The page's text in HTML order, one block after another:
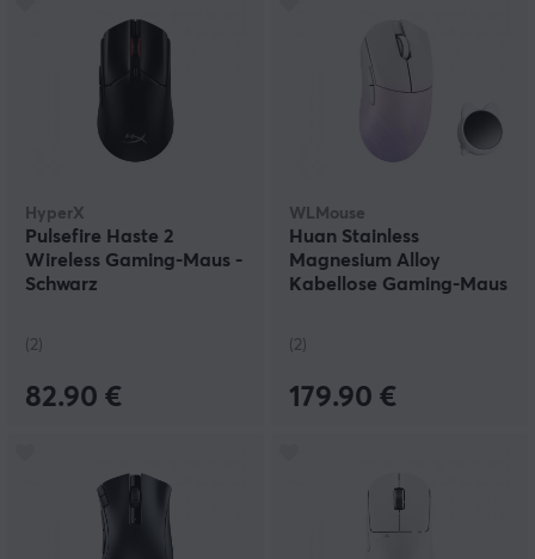
HyperX
Pulsefire Haste 2
Wireless Gaming-Maus -
Schwarz
(2)
82.90 €
WLMouse
Huan Stainless
Magnesium Alloy
Kabellose Gaming-Maus
(2)
179.90 €